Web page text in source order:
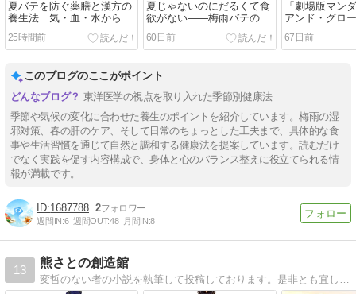
夏バテを防ぐ薬膳と漢方の
養生法｜気・血・水から整
える体調管理
25時間前
夏じゃないのにだるくて食
欲がない——梅雨バテの正
体は「脾弱」だった｜漢方
で胃腸を立て直す養生法
60日前
「劇場版マン
アンド・グロ
ュー スターウ
冒険活劇。グ
67日前
このブログのここがポイント
東洋医学の視点を取り入れた季節別健康法
季節や気候の変化に合わせた養生のポイントを紹介しています。梅雨の湿
邪対策、春の肝のケア、そして日常のちょっとした工夫まで、具体的な食
事や生活習慣を通じて自然と調和する健康法を提案しています。読むだけ
でなく実践を促す内容構成で、身体と心のバランス整えに役立てられる情
報が満載です。
1687788 2
週間IN:6 週間OUT:48 月間IN:8
13
熊さとの創造館
変哲のない者の小説を執筆して投稿しております。是非とも宜しくお願い致します